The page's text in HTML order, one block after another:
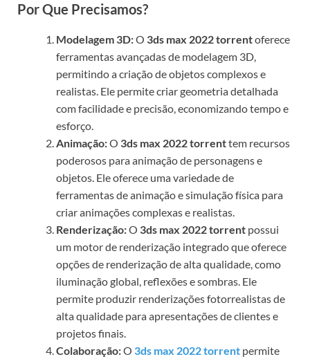
Por Que Precisamos?
Modelagem 3D:O 3ds max 2022 torrentoferece
ferramentas avançadas de modelagem 3D,
permitindo a criação de objetos complexos e
realistas. Ele permite criar geometria detalhada
com facilidade e precisão, economizando tempo e
esforço.
Animação:O 3ds max 2022 torrenttem recursos
poderosos para animação de personagens e
objetos. Ele oferece uma variedade de
ferramentas de animação e simulação física para
criar animações complexas e realistas.
Renderização:O 3ds max 2022 torrent possui
um motor de renderização integrado que oferece
opções de renderização de alta qualidade, como
iluminação global, reflexões e sombras. Ele
permite produzir renderizações fotorrealistas de
alta qualidade para apresentações de clientes e
projetos finais.
Colaboração:O 3ds max 2022 torrent permite